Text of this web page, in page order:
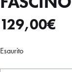
129,00€
Esaurito